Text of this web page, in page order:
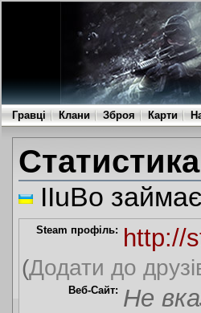
Гравці Клани Зброя Карти
IIuBo займає
Steam профіль: http://
(Додати до
Веб-Сайт: Не